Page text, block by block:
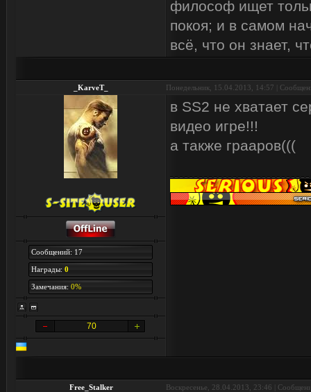
философ ищет
покоя; и в самом
всё, что он знает,
_KarveT_ Понедельник, 15.04.2013, 14:57 |
Сообщений: 17
Награды: 0
Замечания: 0%
70
в SS2 не хватает
видео игре!!!
а также грааров(((
Free_Stalker Воскресенье, 28.04.2013, 23:46 |